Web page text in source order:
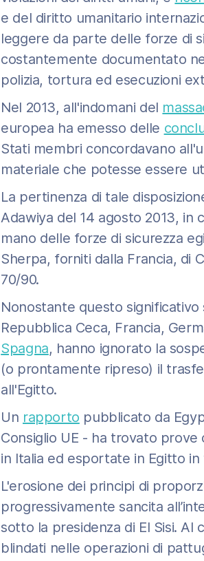
e del diritto umanitario
leggere da parte delle forze di
costantemente documentato
polizia, tortura ed esecuzioni
Nel 2013, all'indomani del
europea ha emesso delle
Stati membri concordavano
materiale che potesse essere
La pertinenza di tale
Adawiya del 14 agosto 2013, in
mano delle forze di sicurezza
Sherpa, forniti dalla Francia, di
70/90.
Nonostante questo
Repubblica Ceca, Francia,
Spagna, hanno ignorato la
(o prontamente ripreso) il
all'Egitto.
Un rapporto pubblicato da
Consiglio UE - ha trovato
in Italia ed esportate in Egitto
L'erosione dei principi di
progressivamente sancita
sotto la presidenza di El Sisi. Al
blindati nelle operazioni di